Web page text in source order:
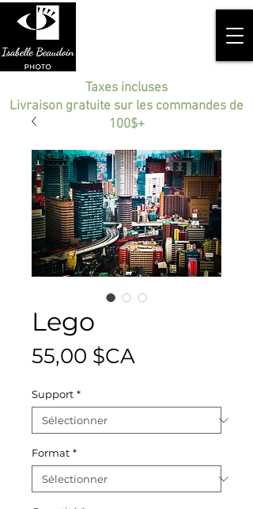
Taxes incluses
Livraison gratuite sur les commandes de
100$+
Lego
55,00 $CA
Support *
Format *